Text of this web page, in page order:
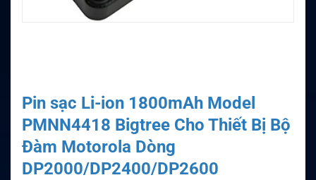
Pin sạc Li-ion 1800mAh Model
PMNN4418 Bigtree Cho Thiết Bị Bộ
Đàm Motorola Dòng
DP2000/DP2400/DP2600